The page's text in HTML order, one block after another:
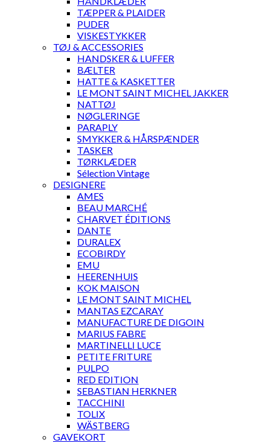
TÆPPER & PLAIDER
PUDER
VISKESTYKKER
TØJ & ACCESSORIES
HANDSKER & LUFFER
BÆLTER
HATTE & KASKETTER
LE MONT SAINT MICHEL JAKKER
NATTØJ
NØGLERINGE
PARAPLY
SMYKKER & HÅRSPÆNDER
TASKER
TØRKLÆDER
Sélection Vintage
DESIGNERE
AMES
BEAU MARCHÉ
CHARVET ÉDITIONS
DANTE
DURALEX
ECOBIRDY
EMU
HEERENHUIS
KOK MAISON
LE MONT SAINT MICHEL
MANTAS EZCARAY
MANUFACTURE DE DIGOIN
MARIUS FABRE
MARTINELLI LUCE
PETITE FRITURE
PULPO
RED EDITION
SEBASTIAN HERKNER
TACCHINI
TOLIX
WÄSTBERG
GAVEKORT